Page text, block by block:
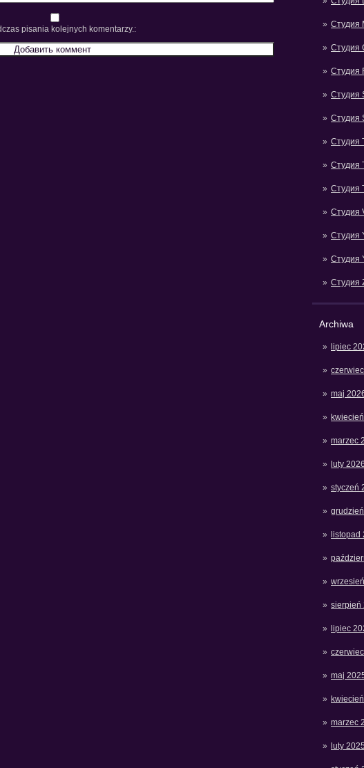
Студия
Студия
Студия
Студия
Студия
Студия
Студия
Студия
Студия
Студия
Студия
Студия
Archiwa
lipiec
maj
marzec
luty 2026
styczeń
listopad
sierpień
lipiec
maj
marzec
luty 2025
pisania kolejnych komentarzy.